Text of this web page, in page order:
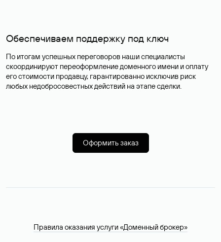
Обеспечиваем поддержку под ключ
По итогам успешных переговоров наши специалисты
скоординируют переоформление доменного имени и оплату
его стоимости продавцу, гарантированно исключив риск
любых недобросовестных действий на этапе сделки.
Оформить заказ
Правила оказания услуги «Доменный брокер»